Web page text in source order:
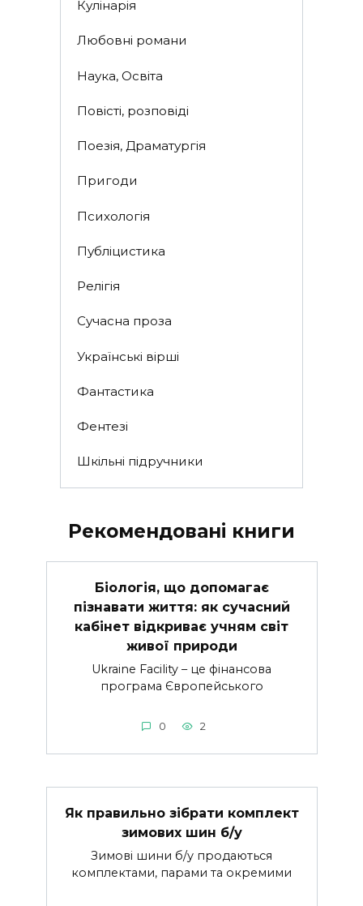
Кулінарія
Любовні романи
Наука, Освіта
Повісті, розповіді
Поезія, Драматургія
Пригоди
Психологія
Публіцистика
Релігія
Сучасна проза
Українські вірші
Фантастика
Фентезі
Шкільні підручники
Рекомендовані книги
Біологія, що допомагає
пізнавати життя: як сучасний
кабінет відкриває учням світ
живої природи
Ukraine Facility – це фінансова
програма Європейського
0 2
Як правильно зібрати комплект
зимових шин б/у
Зимові шини б/у продаються
комплектами, парами та окремими